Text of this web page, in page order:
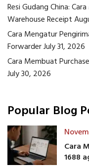
Resi Gudang China:
Warehouse Receipt
Cara Mengatur
ForwarderJuly 31, 2026
Cara Membuat
July 30, 2026
Popular Blog
Cara
1688